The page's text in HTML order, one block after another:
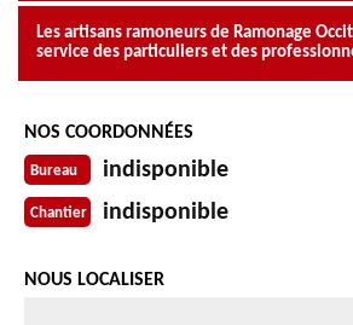
Les artisans ramoneurs de Ramonage
service des particuliers et des
NOS COORDONNÉES
Bureau indisponible
Chantier indisponible
NOUS LOCALISER